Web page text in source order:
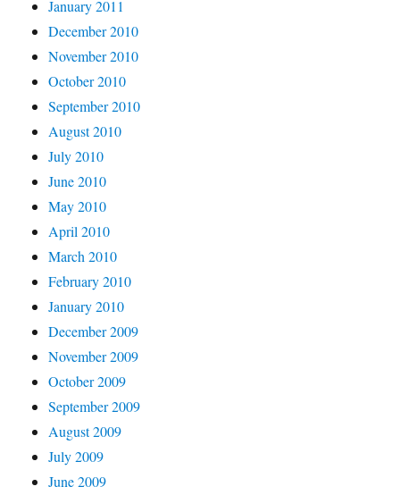
January 2011
December 2010
November 2010
October 2010
September 2010
August 2010
July 2010
June 2010
May 2010
April 2010
March 2010
February 2010
January 2010
December 2009
November 2009
October 2009
September 2009
August 2009
July 2009
June 2009